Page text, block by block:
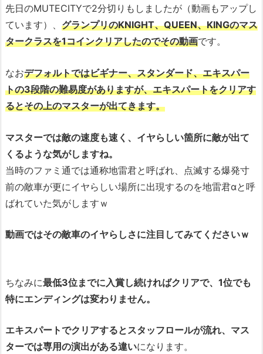
先日のMUTECITYで2分切りもしましたが（動画もアップし
ています）、 グランプリのKNIGHT、QUEEN、KINGのマス
タークラスを1コインクリアしたのでその動画です。
なおデフォルトではビギナー、スタンダード、エキスパー
トの3段階の難易度がありますが、エキスパートをクリアす
るとその上のマスターが出てきます。
マスターでは敵の速度も速く、イヤらしい箇所に敵が出て
くるような気がしますね。
当時のファミ通では通称地雷君と呼ばれ、点滅する爆発寸
前の敵車が更にイヤらしい場所に出現するのを地雷君αと呼
ばれていた気がしますｗ
動画ではその敵車のイヤらしさに注目してみてくださいｗ
ちなみに最低3位までに入賞し続ければクリアで、1位でも
特にエンディングは変わりません。
エキスパートでクリアするとスタッフロールが流れ、マス
ターでは専用の演出がある違いになります。